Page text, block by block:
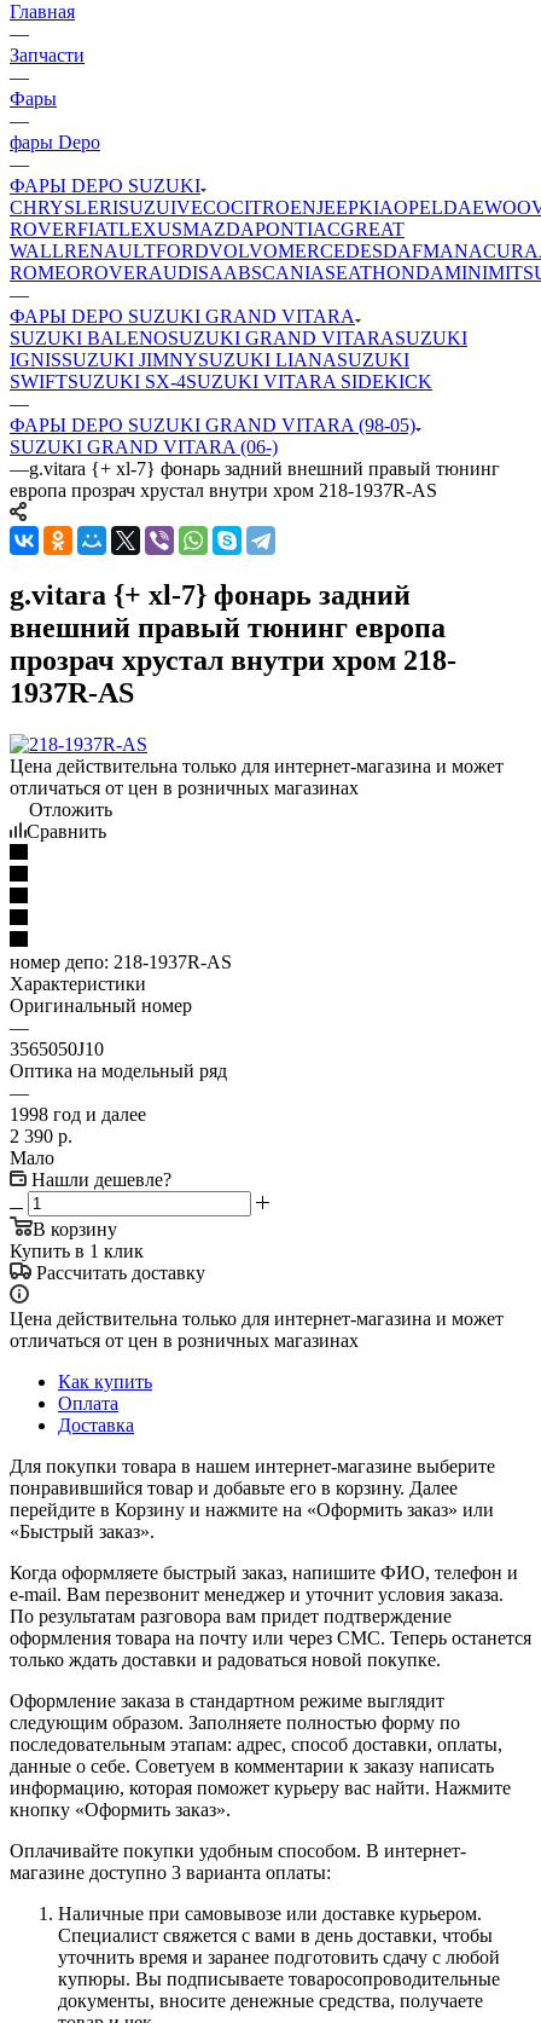
Главная
—
Запчасти
—
Фары
—
фары Depo
—
ФАРЫ DEPO SUZUKI
CHRYSLERISUZUIVECOCITROENJEEPKIAOPELDAEWOO
ROVERFIATLEXUSMAZDAPONTIACGREAT
WALLRENAULTFORDVOLVOMERCEDESDAFMANACURA
ROMEOROVERAUDISAABSCANIASEATHONDAMINI
—
ФАРЫ DEPO SUZUKI GRAND VITARA
SUZUKI BALENOSUZUKI GRAND VITARASUZUKI
IGNISSUZUKI JIMNYSUZUKI LIANASUZUKI
SWIFTSUZUKI SX-4SUZUKI VITARA SIDEKICK
—
ФАРЫ DEPO SUZUKI GRAND VITARA (98-05)
SUZUKI GRAND VITARA (06-)
—g.vitara {+ xl-7} фонарь задний внешний правый тюнинг
европа прозрач хрустал внутри хром 218-1937R-AS
g.vitara {+ xl-7} фонарь задний
внешний правый тюнинг европа
прозрач хрустал внутри хром 218-
1937R-AS
Цена действительна только для интернет-магазина и может
отличаться от цен в розничных магазинах
Отложить
Сравнить
номер депо: 218-1937R-AS
Характеристики
Оригинальный номер
—
3565050J10
Оптика на модельный ряд
—
1998 год и далее
2 390 р.
Мало
Нашли дешевле?
В корзину
Купить в 1 клик
Рассчитать доставку
Цена действительна только для интернет-магазина и может
отличаться от цен в розничных магазинах
Как купить
Оплата
Доставка
Для покупки товара в нашем интернет-магазине выберите
понравившийся товар и добавьте его в корзину. Далее
перейдите в Корзину и нажмите на «Оформить заказ» или
«Быстрый заказ».
Когда оформляете быстрый заказ, напишите ФИО, телефон и
e-mail. Вам перезвонит менеджер и уточнит условия заказа.
По результатам разговора вам придет подтверждение
оформления товара на почту или через СМС. Теперь останется
только ждать доставки и радоваться новой покупке.
Оформление заказа в стандартном режиме выглядит
следующим образом. Заполняете полностью форму по
последовательным этапам: адрес, способ доставки, оплаты,
данные о себе. Советуем в комментарии к заказу написать
информацию, которая поможет курьеру вас найти. Нажмите
кнопку «Оформить заказ».
Оплачивайте покупки удобным способом. В интернет-
магазине доступно 3 варианта оплаты:
Наличные при самовывозе или доставке курьером.
Специалист свяжется с вами в день доставки, чтобы
уточнить время и заранее подготовить сдачу с любой
купюры. Вы подписываете товаросопроводительные
документы, вносите денежные средства, получаете